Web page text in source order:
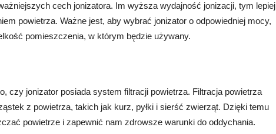
cech jonizatora. Im wyższa wydajność jonizacji, tym lepiej
powietrza. Ważne jest, aby wybrać jonizator o odpowiedniej mocy,
pomieszczenia, w którym będzie używany.
czy jonizator posiada system filtracji powietrza. Filtracja powietrza
z powietrza, takich jak kurz, pyłki i sierść zwierząt. Dzięki temu
powietrze i zapewnić nam zdrowsze warunki do oddychania.